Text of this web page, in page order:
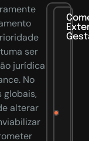
ser
jurídica
No
globais,
alterar